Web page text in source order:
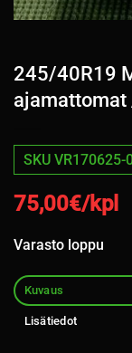
245/40R19
ajamattomat
SKU VR170625-
75,00€/kpl
Varasto loppu
Kuvaus
Lisätiedot